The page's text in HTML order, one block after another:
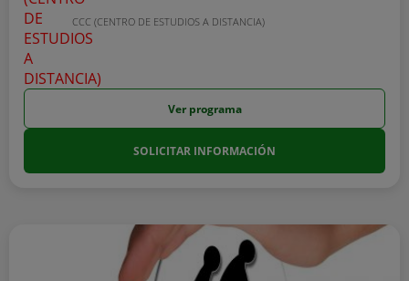
CCC (CENTRO DE ESTUDIOS A DISTANCIA)
Ver programa
SOLICITAR INFORMACIÓN